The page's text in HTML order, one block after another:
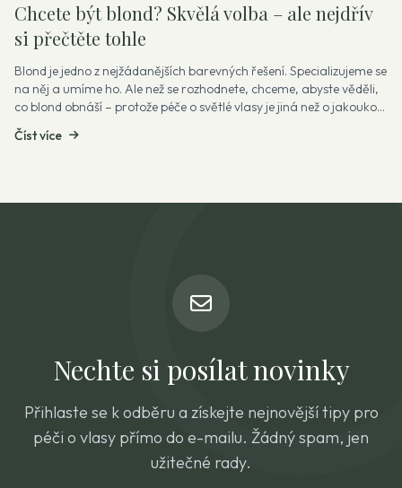
Chcete být blond? Skvělá volba – ale nejdřív
si přečtěte tohle
Blond je jedno z nejžádanějších barevných řešení. Specializujeme se
na něj a umíme ho. Ale než se rozhodnete, chceme, abyste věděli,
co blond obnáší – protože péče o světlé vlasy je jiná než o jakouko...
Číst více
Nechte si posílat novinky
Přihlaste se k odběru a získejte nejnovější tipy pro
péči o vlasy přímo do e-mailu. Žádný spam, jen
užitečné rady.